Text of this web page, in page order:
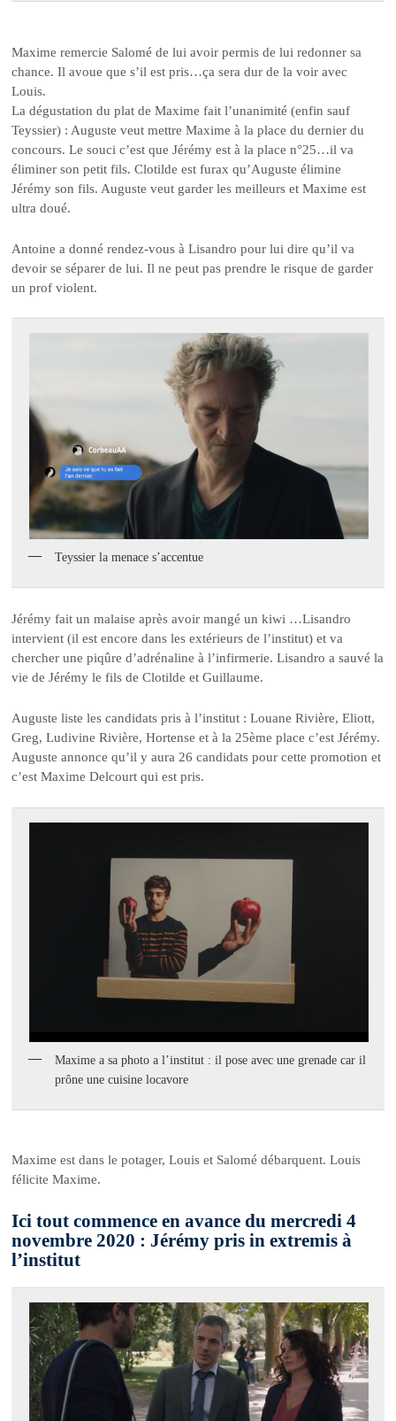
Maxime remercie Salomé de lui avoir permis de lui redonner sa
chance. Il avoue que s’il est pris…ça sera dur de la voir avec
Louis.
La dégustation du plat de Maxime fait l’unanimité (enfin sauf
Teyssier) : Auguste veut mettre Maxime à la place du dernier du
concours. Le souci c’est que Jérémy est à la place n°25…il va
éliminer son petit fils. Clotilde est furax qu’Auguste élimine
Jérémy son fils. Auguste veut garder les meilleurs et Maxime est
ultra doué.
Antoine a donné rendez-vous à Lisandro pour lui dire qu’il va
devoir se séparer de lui. Il ne peut pas prendre le risque de garder
un prof violent.
Teyssier la menace s’accentue
Jérémy fait un malaise après avoir mangé un kiwi …Lisandro
intervient (il est encore dans les extérieurs de l’institut) et va
chercher une piqûre d’adrénaline à l’infirmerie. Lisandro a sauvé la
vie de Jérémy le fils de Clotilde et Guillaume.
Auguste liste les candidats pris à l’institut : Louane Rivière, Eliott,
Greg, Ludivine Rivière, Hortense et à la 25ème place c’est Jérémy.
Auguste annonce qu’il y aura 26 candidats pour cette promotion et
c’est Maxime Delcourt qui est pris.
Maxime a sa photo a l’institut : il pose avec une grenade car il
prône une cuisine locavore
Maxime est dans le potager, Louis et Salomé débarquent. Louis
félicite Maxime.
Ici tout commence en avance du mercredi 4
novembre 2020 : Jérémy pris in extremis à
l’institut